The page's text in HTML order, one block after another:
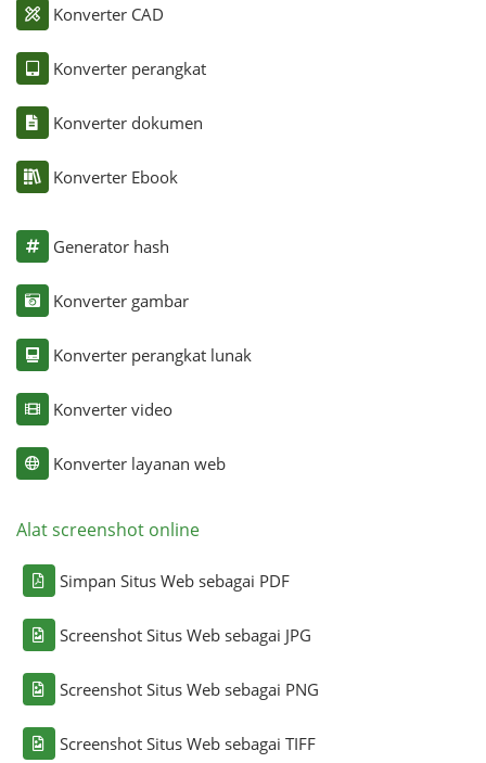
Konverter CAD
Konverter perangkat
Konverter dokumen
Konverter Ebook
Generator hash
Konverter gambar
Konverter perangkat lunak
Konverter video
Konverter layanan web
Alat screenshot online
Simpan Situs Web sebagai PDF
Screenshot Situs Web sebagai JPG
Screenshot Situs Web sebagai PNG
Screenshot Situs Web sebagai TIFF